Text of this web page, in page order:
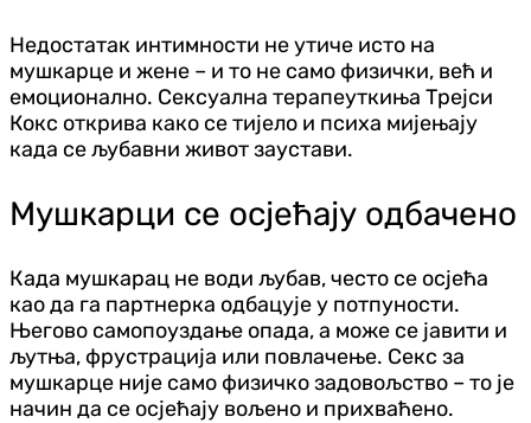
Недостатак интимности не утиче исто на
мушкарце и жене – и то не само физички, већ и
емоционално. Сексуална терапеуткиња Трејси
Кокс открива како се тијело и психа мијењају
када се љубавни живот заустави.
Мушкарци се осјећају одбачено
Када мушкарац не води љубав, често се осјећа
као да га партнерка одбацује у потпуности.
Његово самопоуздање опада, а може се јавити и
љутња, фрустрација или повлачење. Секс за
мушкарце није само физичко задовољство – то је
начин да се осјећају вољено и прихваћено.